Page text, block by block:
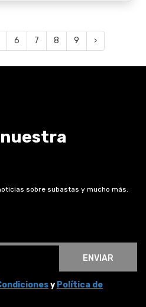
6 7 8 9 ›
sobre subastas y mucho más.
ENVIAR
y Política de